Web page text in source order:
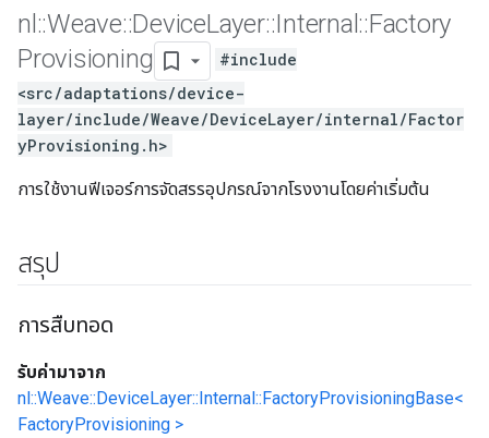
nl ::Weave::DeviceLayer::Internal ::Factory
Provisioning
#include
<src/adaptations/device-
layer/include/Weave/DeviceLayer/internal/Factor
yProvisioning.h>
การใช้งานฟีเจอร์การจัดสรรอุปกรณ์จากโรงงานโดยค่าเริ่มต้น
สรุป
การสืบทอด
รับค่ามาจาก
nl::Weave::DeviceLayer::Internal::FactoryProvisioningBase<
FactoryProvisioning >